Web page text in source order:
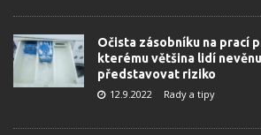
Očista zásobníku na prací
kterému většina lidí
představovat riziko
12.9.2022 Rady a tipy